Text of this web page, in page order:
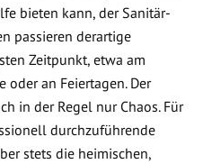
bieten kann, der Sanitär-
passieren derartige
Zeitpunkt, etwa am
oder an Feiertagen. Der
in der Regel nur Chaos. Für
durchzuführende
stets die heimischen,